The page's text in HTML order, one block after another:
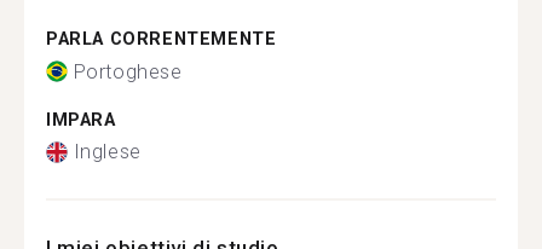
PARLA CORRENTEMENTE
Portoghese
IMPARA
Inglese